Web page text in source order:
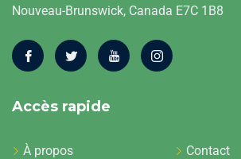
Nouveau-Brunswick, Canada E7C 1B8
Accès rapide
À propos
Contact